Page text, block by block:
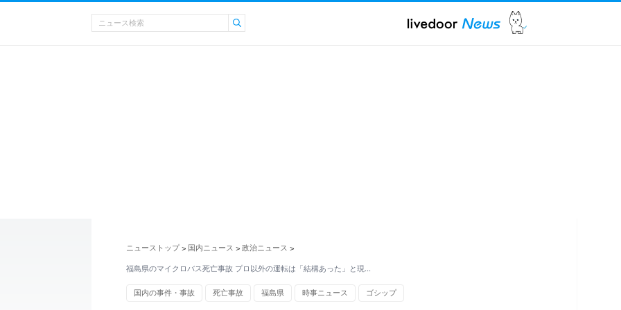
ニューストップ > 国内ニュース > 政治ニュース >
福島県のマイクロバス死亡事故 プロ以外の運転は「結構あった」と現…
国内の事件・事故 死亡事故 福島県 時事ニュース ゴシップ